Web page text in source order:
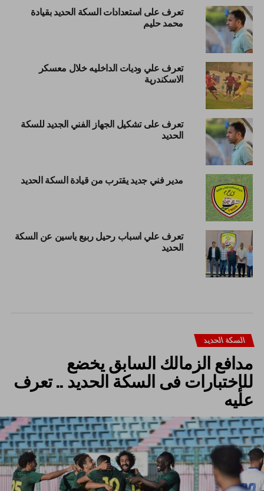
تعرف على استعدادات السكة الحديد بقيادة
محمد حليم
تعرف علي وديات الداخليه خلال معسكر
الاسكندرية
تعرف على تشكيل الجهاز الفني الجديد للسكة
الحديد
مدير فني جديد يقترب من قيادة السكة الحديد
تعرف علي اسباب رحيل ربيع ياسين عن السكة
الحديد
السكة الحديد
مدافع الزمالك السابق يخضع
للإختبارات فى السكة الحديد .. تعرف
عليه